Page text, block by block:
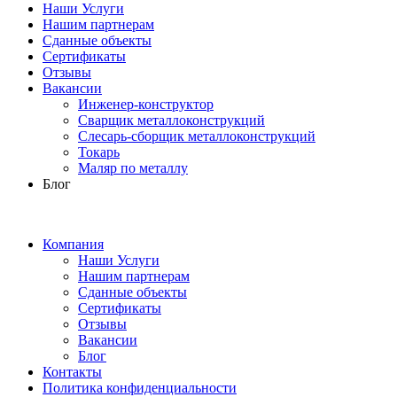
Наши Услуги
Нашим партнерам
Сданные объекты
Сертификаты
Отзывы
Вакансии
Инженер-конструктор
Сварщик металлоконструкций
Слесарь-сборщик металлоконструкций
Токарь
Маляр по металлу
Блог
Компания
Наши Услуги
Нашим партнерам
Сданные объекты
Сертификаты
Отзывы
Вакансии
Блог
Контакты
Политика конфиденциальности